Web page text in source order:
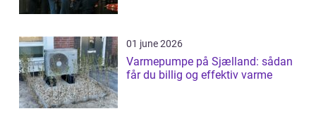
01 june 2026
Varmepumpe på Sjælland: sådan
får du billig og effektiv varme